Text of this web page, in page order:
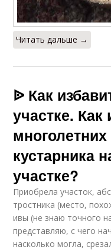
Читать дальше →
ᐉ Как
участке. Как
кустарника
участке?
Приобрела участок,
тростника (место,
ивы (не знаю точного
представляю, с чего
насколько могла,